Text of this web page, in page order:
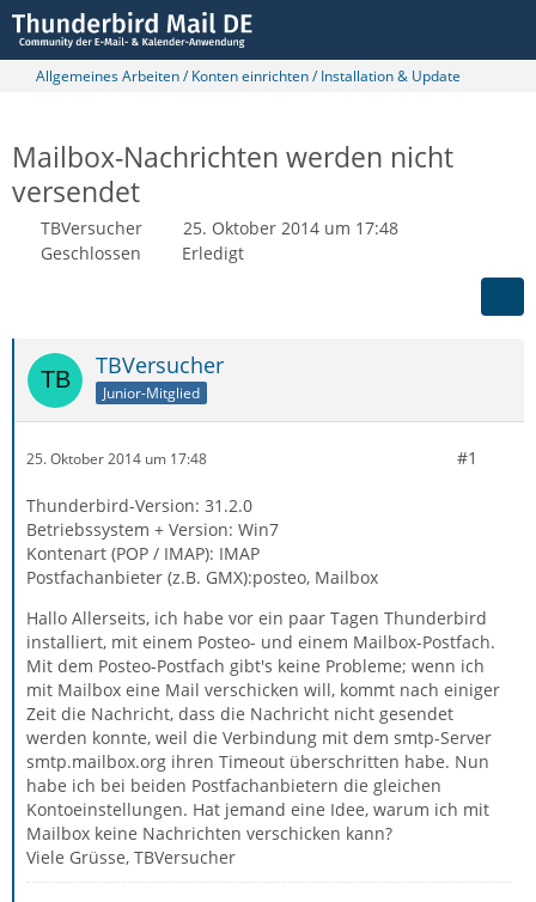
Allgemeines Arbeiten / Konten einrichten / Installation & Update
Mailbox-Nachrichten werden nicht
versendet
TBVersucher
25. Oktober 2014 um 17:48
Geschlossen
Erledigt
TBVersucher
Junior-Mitglied
25. Oktober 2014 um 17:48 #1
Thunderbird-Version: 31.2.0
Betriebssystem + Version: Win7
Kontenart (POP / IMAP): IMAP
Postfachanbieter (z.B. GMX):posteo, Mailbox
Hallo Allerseits, ich habe vor ein paar Tagen Thunderbird
installiert, mit einem Posteo- und einem Mailbox-Postfach.
Mit dem Posteo-Postfach gibt's keine Probleme; wenn ich
mit Mailbox eine Mail verschicken will, kommt nach einiger
Zeit die Nachricht, dass die Nachricht nicht gesendet
werden konnte, weil die Verbindung mit dem smtp-Server
smtp.mailbox.org ihren Timeout überschritten habe. Nun
habe ich bei beiden Postfachanbietern die gleichen
Kontoeinstellungen. Hat jemand eine Idee, warum ich mit
Mailbox keine Nachrichten verschicken kann?
Viele Grüsse, TBVersucher